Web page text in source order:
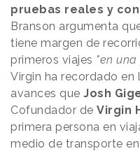
pruebas reales y
Branson argumenta
tiene margen de
primeros viajes "en
Virgin ha recordado en
avances que Josh
Cofundador de Virgin
primera persona en
medio de transporte